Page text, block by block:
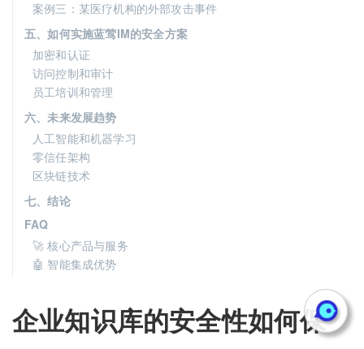
企业知识库的安全性如何保
案例三：某医疗机构的外部攻击事件
五、如何实施蓝莺IM的安全方案
加密和认证
访问控制和审计
员工培训和管理
六、未来发展趋势
人工智能和机器学习
零信任架构
区块链技术
七、结论
FAQ
🚀 核心产品与服务
🤖 智能集成优势